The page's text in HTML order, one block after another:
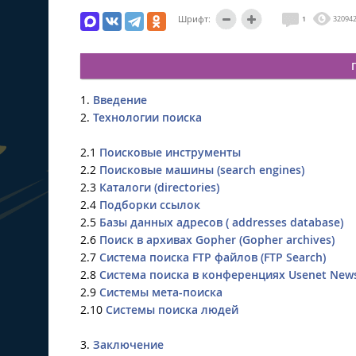
Шрифт: 1 320942
1. Введение
2. Технологии поиска
2.1 Поисковые инструменты
2.2 Поисковые машины (search engines)
2.3 Каталоги (directories)
2.4 Подборки ссылок
2.5 Базы данных адресов ( addresses database)
2.6 Поиск в архивах Gopher (Gopher archives)
2.7 Система поиска FTP файлов (FTP Search)
2.8 Система поиска в конференциях Usenet
2.9 Системы мета-поиска
2.10 Системы поиска людей
3. Заключение